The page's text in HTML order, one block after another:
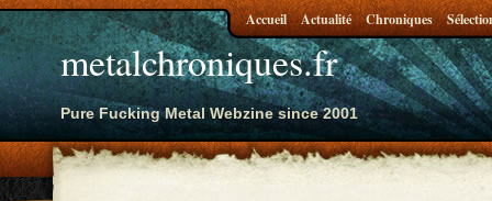
metalchroniques.fr
Pure Fucking Metal Webzine since 2001
Accueil Actualité Chroniques